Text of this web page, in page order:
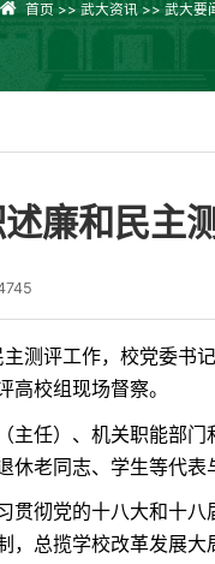
首页 >>武大资讯 >>武大要
廉和民主
测评工作，校党委书
高校组现场督察。
主任）、机关职能部
老同志、学生等代表
彻党的十八大和十
总揽学校改革发展